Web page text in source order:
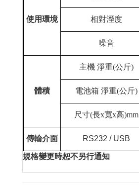
使用環境 相對溼度
噪音
體積
主機 淨重(公斤)
電池箱 淨重(公斤)
尺寸(長x寬x高)mm
傳輸介面 RS232 / USB
規格變更時恕不另行通知